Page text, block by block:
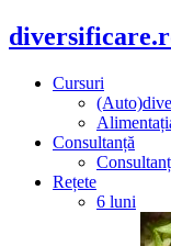
Cursuri
Consultanță
Rețete
6 luni